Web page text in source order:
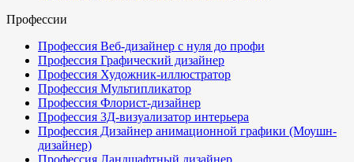
Профессии
Профессия Веб-дизайнер с нуля до профи
Профессия Графический дизайнер
Профессия Художник-иллюстратор
Профессия Мультипликатор
Профессия Флорист-дизайнер
Профессия 3Д-визуализатор интерьера
Профессия Дизайнер анимационной графики (Моушн-
дизайнер)
Профессия Ландшафтный дизайнер